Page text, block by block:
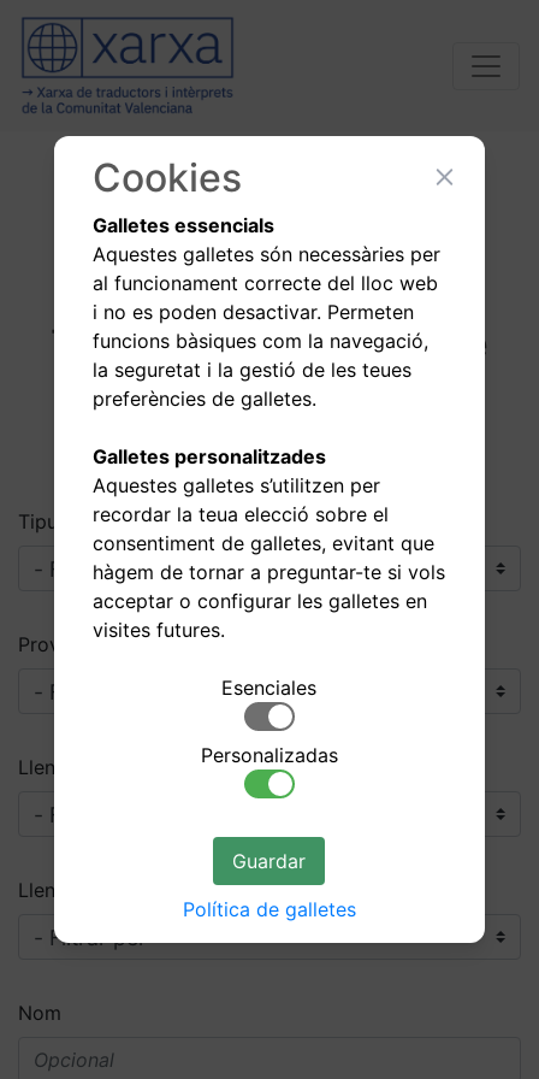
La Xarxapertany a la
Troba professionals que
s'ajusten a les teues
necessitats
Tipus
Província
Llengua d'origen
Llengua de destinació
Nom
Cookies
Galletes essencials
Aquestes galletes són necessàries per
al funcionament correcte del lloc web
i no es poden desactivar. Permeten
funcions bàsiques com la navegació,
la seguretat i la gestió de les teues
preferències de galletes.
Galletes personalitzades
Aquestes galletes s’utilitzen per
recordar la teua elecció sobre el
consentiment de galletes, evitant que
hàgem de tornar a preguntar-te si vols
acceptar o configurar les galletes en
visites futures.
Esenciales
Personalizadas
Guardar
Política de galletes